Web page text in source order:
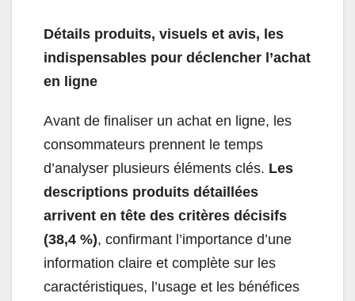
Détails produits, visuels et avis, les
indispensables pour déclencher l’achat
en ligne
Avant de finaliser un achat en ligne, les
consommateurs prennent le temps
d’analyser plusieurs éléments clés. Les
descriptions produits détaillées
arrivent en tête des critères décisifs
(38,4 %), confirmant l’importance d’une
information claire et complète sur les
caractéristiques, l’usage et les bénéfices